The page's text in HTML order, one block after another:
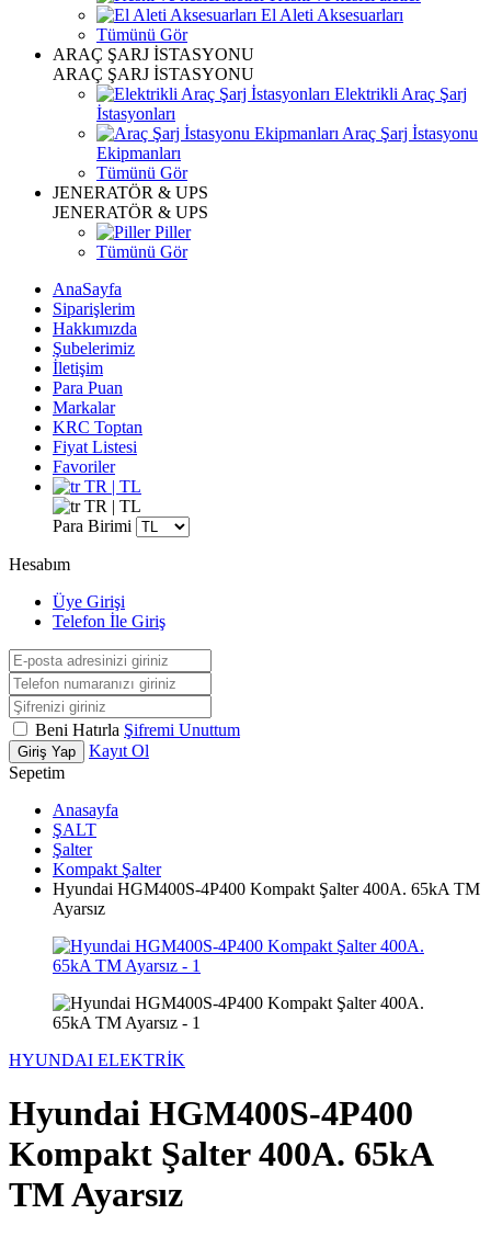
El Aleti Aksesuarları
Tümünü Gör
ARAÇ ŞARJ İSTASYONU
ARAÇ ŞARJ İSTASYONU
Elektrikli Araç Şarj
İstasyonları
Araç Şarj İstasyonu
Ekipmanları
Tümünü Gör
JENERATÖR & UPS
JENERATÖR & UPS
Piller
Tümünü Gör
AnaSayfa
Siparişlerim
Hakkımızda
Şubelerimiz
İletişim
Para Puan
Markalar
KRC Toptan
Fiyat Listesi
Favoriler
TR | TL
TR | TL
Para Birimi
Hesabım
Üye Girişi
Telefon İle Giriş
Beni Hatırla Şifremi Unuttum
Giriş Yap
Kayıt Ol
Sepetim
Anasayfa
ŞALT
Şalter
Kompakt Şalter
Hyundai HGM400S-4P400 Kompakt Şalter 400A. 65kA TM
Ayarsız
HYUNDAI ELEKTRİK
Hyundai HGM400S-4P400
Kompakt Şalter 400A. 65kA
TM Ayarsız